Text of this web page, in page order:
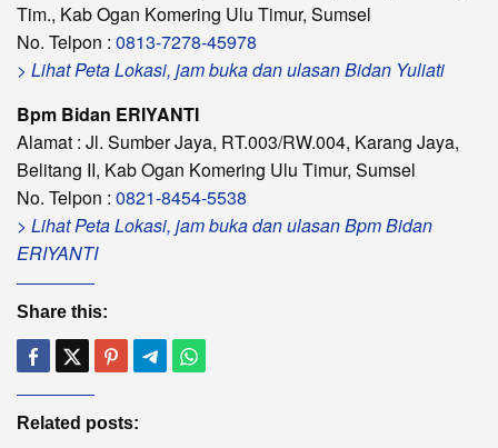
Tim., Kab Ogan Komering Ulu Timur, Sumsel
No. Telpon : 0813-7278-45978
> Lihat Peta Lokasi, jam buka dan ulasan Bidan Yuliati
Bpm Bidan ERIYANTI
Alamat : Jl. Sumber Jaya, RT.003/RW.004, Karang Jaya,
Belitang II, Kab Ogan Komering Ulu Timur, Sumsel
No. Telpon : 0821-8454-5538
> Lihat Peta Lokasi, jam buka dan ulasan Bpm Bidan
ERIYANTI
Share this:
Related posts: